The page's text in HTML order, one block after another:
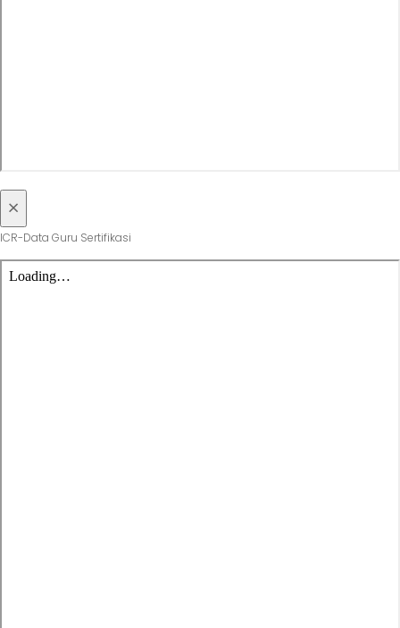
×
ICR-Data Guru Sertifikasi